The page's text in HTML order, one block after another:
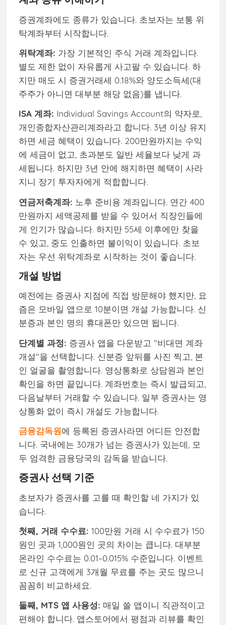
증권계좌에도 종류가 있습니다. 초보자는 보통 위
탁계좌부터 시작합니다.
위탁계좌: 가장 기본적인 주식 거래 계좌입니다.
별도 제한 없이 자유롭게 사고팔 수 있습니다. 하
지만 매도 시 증권거래세 0.18%와 양도소득세(대
주주가 아니면 대부분 해당 없음)를 냅니다.
ISA 계좌: Individual Savings Account의 약자로,
개인종합자산관리계좌라고 합니다. 3년 이상 유지
하면 세금 혜택이 있습니다. 200만원까지는 수익
에 세금이 없고, 초과분도 일반 세율보다 낮게 과
세됩니다. 하지만 3년 안에 해지하면 혜택이 사라
지니 장기 투자자에게 적합합니다.
연금저축계좌: 노후 준비용 계좌입니다. 연간 400
만원까지 세액공제를 받을 수 있어서 직장인들에
게 인기가 많습니다. 하지만 55세 이후에만 찾을
수 있고, 중도 인출하면 불이익이 있습니다. 초보
자는 우선 위탁계좌로 시작하는 것이 좋습니다.
개설 방법
예전에는 증권사 지점에 직접 방문해야 했지만, 요
즘은 모바일 앱으로 10분이면 개설 가능합니다. 신
분증과 본인 명의 휴대폰만 있으면 됩니다.
단계별 과정: 증권사 앱을 다운받고 "비대면 계좌
개설"을 선택합니다. 신분증 앞뒤를 사진 찍고, 본
인 얼굴을 촬영합니다. 영상통화로 상담원과 본인
확인을 하면 끝입니다. 계좌번호는 즉시 발급되고,
다음날부터 거래할 수 있습니다. 일부 증권사는 영
상통화 없이 즉시 개설도 가능합니다.
금융감독원에 등록된 증권사라면 어디든 안전합
니다. 국내에는 30개가 넘는 증권사가 있는데, 모
두 엄격한 금융당국의 감독을 받습니다.
증권사 선택 기준
초보자가 증권사를 고를 때 확인할 네 가지가 있
습니다.
첫째, 거래 수수료: 100만원 거래 시 수수료가 150
원인 곳과 1,000원인 곳의 차이는 큽니다. 대부분
온라인 수수료는 0.01~0.015% 수준입니다. 이벤트
로 신규 고객에게 3개월 무료를 주는 곳도 많으니
꼼꼼히 비교하세요.
둘째, MTS 앱 사용성: 매일 쓸 앱이니 직관적이고
편해야 합니다. 앱스토어에서 평점과 리뷰를 확인